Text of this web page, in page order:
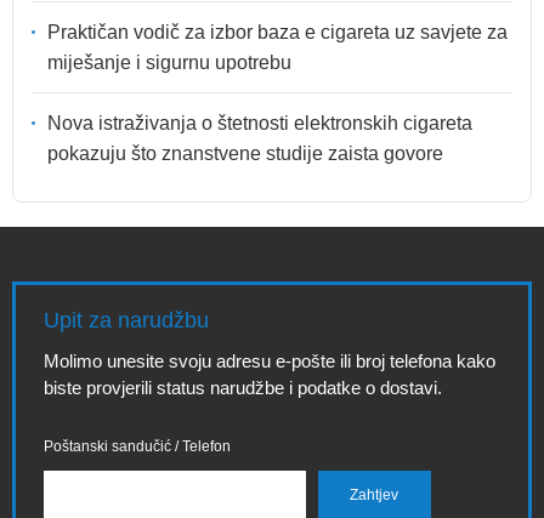
Praktičan vodič za izbor baza e cigareta uz savjete za
miješanje i sigurnu upotrebu
Nova istraživanja o štetnosti elektronskih cigareta
pokazuju što znanstvene studije zaista govore
Upit za narudžbu
Molimo unesite svoju adresu e-pošte ili broj telefona kako
biste provjerili status narudžbe i podatke o dostavi.
Poštanski sandučić / Telefon